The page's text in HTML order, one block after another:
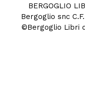
BERGOGLIO
Bergoglio snc C.F.
©Bergoglio Libri